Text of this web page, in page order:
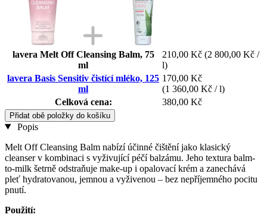
lavera Melt Off Cleansing Balm, 75
ml
210,00 Kč (2 800,00 Kč /
l)
lavera Basis Sensitiv čistící mléko, 125
ml
170,00 Kč
(1 360,00 Kč / l)
Celková cena:
380,00 Kč
Přidat obě položky do košíku
Popis
Melt Off Cleansing Balm nabízí účinné čištění jako klasický
cleanser v kombinaci s vyživující péčí balzámu. Jeho textura balm-
to-milk šetrně odstraňuje make-up i opalovací krém a zanechává
pleť hydratovanou, jemnou a vyživenou – bez nepříjemného pocitu
pnutí.
Použití: